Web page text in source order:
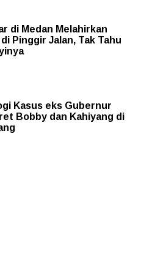
di Medan Melahirkan
Pinggir Jalan, Tak Tahu
Kasus eks Gubernur
Bobby dan Kahiyang di